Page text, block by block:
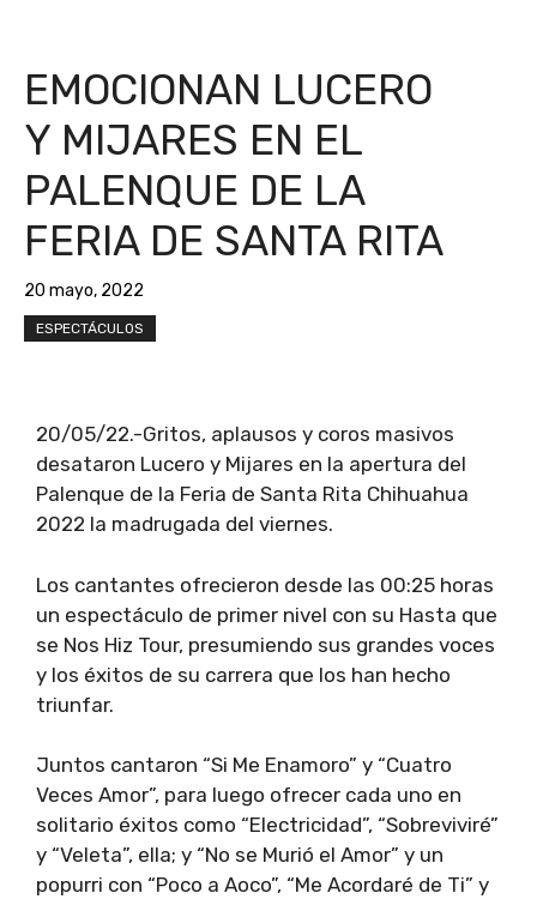
EMOCIONAN LUCERO
Y MIJARES EN EL
PALENQUE DE LA
FERIA DE SANTA RITA
20 mayo, 2022
ESPECTÁCULOS
20/05/22.-Gritos, aplausos y coros masivos
desataron Lucero y Mijares en la apertura del
Palenque de la Feria de Santa Rita Chihuahua
2022 la madrugada del viernes.
Los cantantes ofrecieron desde las 00:25 horas
un espectáculo de primer nivel con su Hasta que
se Nos Hiz Tour, presumiendo sus grandes voces
y los éxitos de su carrera que los han hecho
triunfar.
Juntos cantaron “Si Me Enamoro” y “Cuatro
Veces Amor”, para luego ofrecer cada uno en
solitario éxitos como “Electricidad”, “Sobreviviré”
y “Veleta”, ella; y “No se Murió el Amor” y un
popurri con “Poco a Aoco”, “Me Acordaré de Ti” y